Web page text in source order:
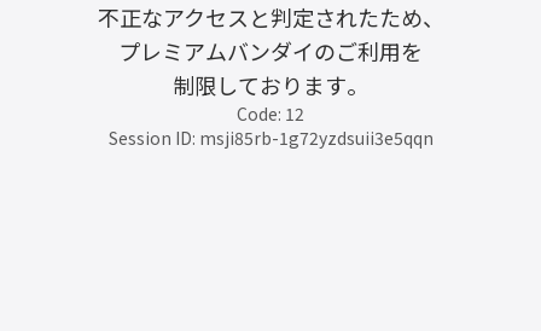
不正なアクセスと判定されたため、
プレミアムバンダイのご利用を
制限しております。
Code: 12
Session ID: msji85rb-1g72yzdsuii3e5qqn